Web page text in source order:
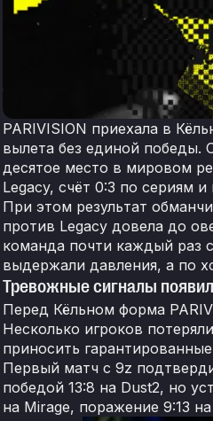
PARIVISION приехала в
вылета без единой победы.
десятое место в мировом
Legacy, счёт 0:3 по сериям
При этом результат
против Legacy довела до
команда почти каждый раз
выдержали давления, а по
Тревожные сигналы
Перед Кёльном форма
Несколько игроков
приносить
Первый матч с 9z
победой 13:8 на Dust2, но
на Mirage, поражение 9:13